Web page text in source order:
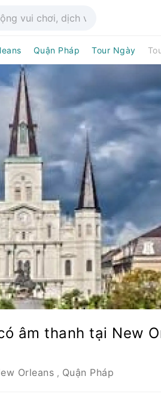
Quận Pháp Tour Ngày
âm thanh tại New
Orleans , Quận Pháp